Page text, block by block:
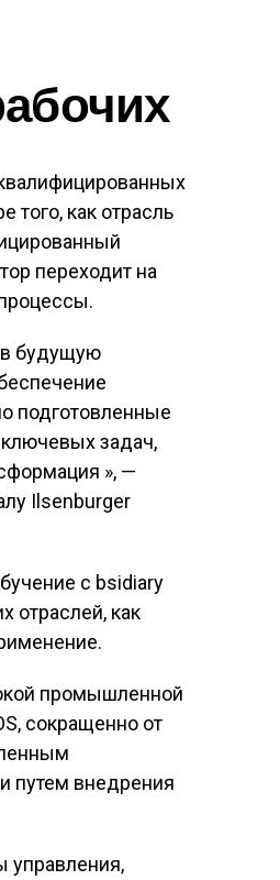
того, как отрасль
переходит на
будущую
подготовленные
задач,
», —
Ilsenburger
с bsidiary
отраслей, как
промышленной
сокращенно от
путем внедрения
управления,